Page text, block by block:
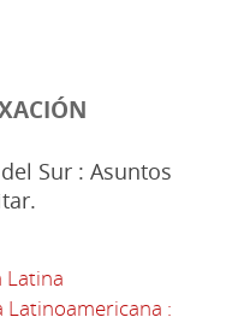
Sur : Asuntos
Latina
: